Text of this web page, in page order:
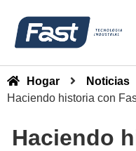
Hogar
Noticias
Haciendo historia con
Haciendo